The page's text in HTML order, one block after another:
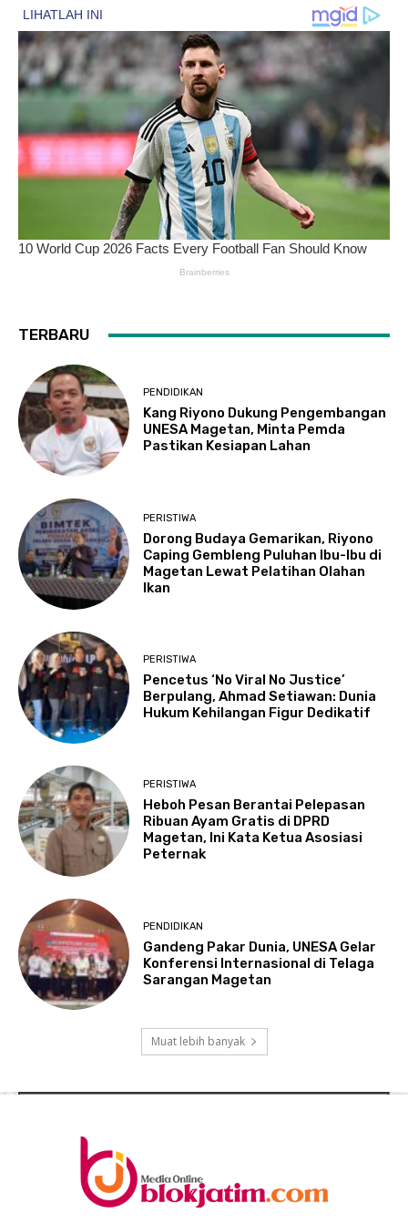
TERBARU
PENDIDIKAN
Kang Riyono Dukung Pengembangan
UNESA Magetan, Minta Pemda
Pastikan Kesiapan Lahan
PERISTIWA
Dorong Budaya Gemarikan, Riyono
Caping Gembleng Puluhan Ibu-Ibu di
Magetan Lewat Pelatihan Olahan
Ikan
PERISTIWA
Pencetus ‘No Viral No Justice’
Berpulang, Ahmad Setiawan: Dunia
Hukum Kehilangan Figur Dedikatif
PERISTIWA
Heboh Pesan Berantai Pelepasan
Ribuan Ayam Gratis di DPRD
Magetan, Ini Kata Ketua Asosiasi
Peternak
PENDIDIKAN
Gandeng Pakar Dunia, UNESA Gelar
Konferensi Internasional di Telaga
Sarangan Magetan
Muat lebih banyak